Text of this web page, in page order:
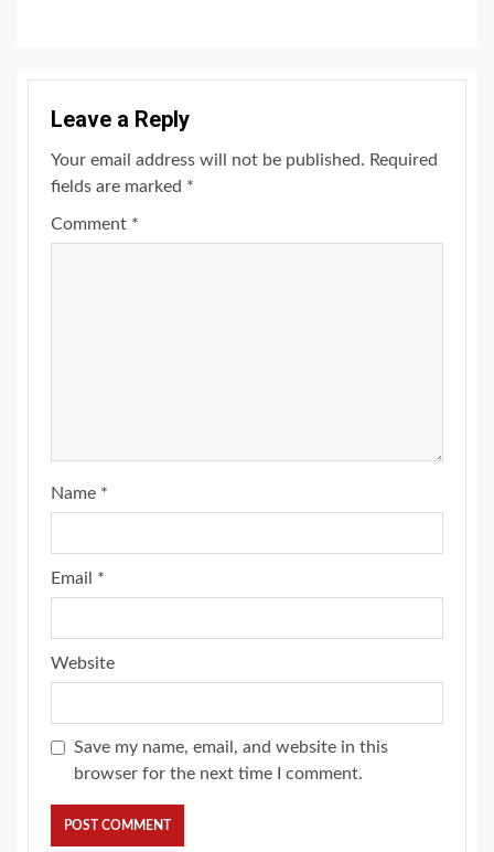
Leave a Reply
Your email address will not be published. Required
fields are marked *
Comment *
Name *
Email *
Website
Save my name, email, and website in this
browser for the next time I comment.